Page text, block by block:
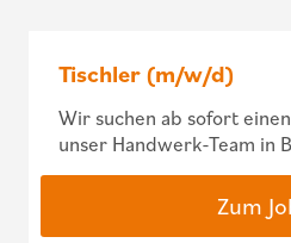
Tischler (m/w/d)
Wir suchen ab sofort
unser Handwerk-Team in
Zum